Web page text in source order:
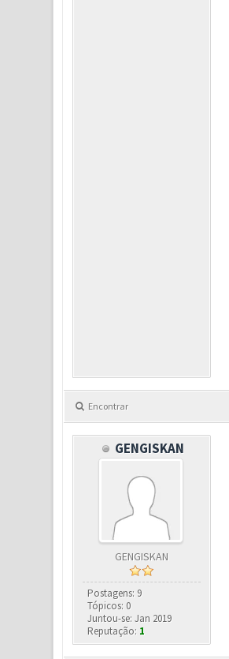
Encontrar
GENGISKAN
GENGISKAN
Postagens: 9
Tópicos: 0
Juntou-se: Jan 2019
Reputação: 1